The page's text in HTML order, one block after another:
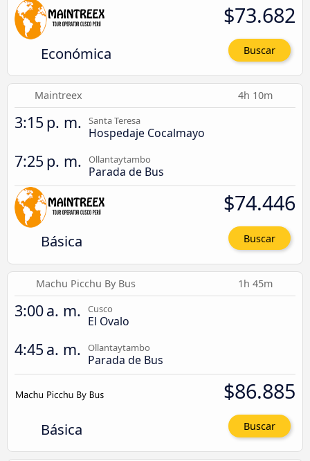
Económica
$73.682
Buscar
Maintreex 4h 10m
3:15 p. m. Santa Teresa
Hospedaje Cocalmayo
7:25 p. m. Ollantaytambo
Parada de Bus
Básica
$74.446
Buscar
Machu Picchu By Bus 1h 45m
3:00 a. m. Cusco
El Ovalo
4:45 a. m. Ollantaytambo
Parada de Bus
Básica
$86.885
Buscar